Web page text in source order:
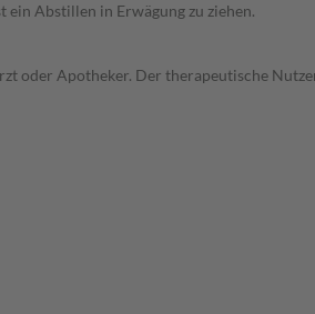
Abstillen in Erwägung zu ziehen.
Apotheker. Der therapeutische